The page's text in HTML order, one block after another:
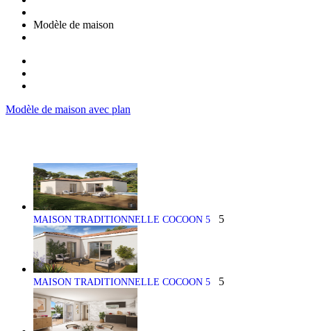
Modèle de maison
Modèle de maison avec plan
MAISON TRADITIONNELLE COCOON 5 5
MAISON TRADITIONNELLE COCOON 5 5